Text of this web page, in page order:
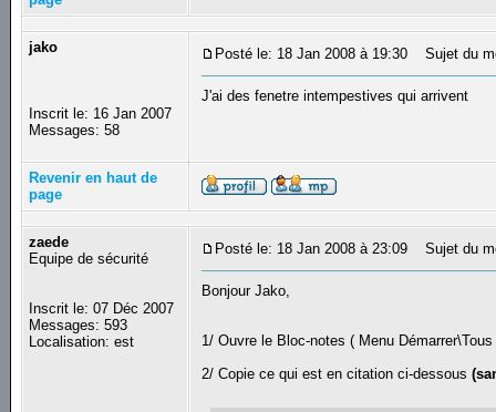
jako
Inscrit le: 16 Jan 2007
Messages: 58
Posté le: 18 Jan 2008 à 19:30 Sujet du
J'ai des fenetre intempestives qui arrivent
Revenir en haut de
page
zaede
Equipe de sécurité
Inscrit le: 07 Déc 2007
Messages: 593
Localisation: est
Posté le: 18 Jan 2008 à 23:09 Sujet du
Bonjour Jako,
1/ Ouvre le Bloc-notes ( Menu
2/ Copie ce qui est en citation ci-dessous